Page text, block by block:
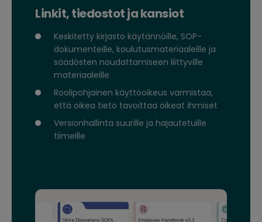
Linkit, tiedostot ja kansiot
Keskitetty kirjasto käytännöille, SOP-
dokumenteille, koulutusmateriaaleille ja
säädösten noudattamiseen liittyville
materiaaleille
Roolipohjainen käyttöoikeus varmistaa,
että oikea tieto tavoittaa oikeat ihmiset
Versionhallinta suurille ja hajautetuille
tiimeille